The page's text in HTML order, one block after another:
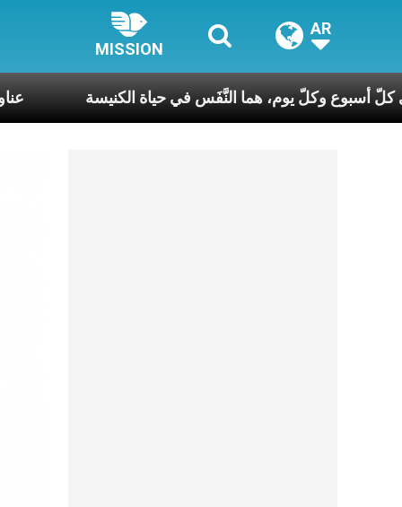
MISSION
AR
السّاعات، في كلّ أسبوع وكلّ يوم، هما النَّفَس في حياة